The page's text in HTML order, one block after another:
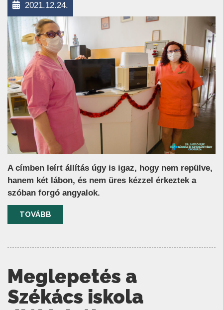
2021.12.24.
A címben leírt állítás úgy is igaz, hogy nem repülve,
hanem két lábon, és nem üres kézzel érkeztek a
szóban forgó angyalok.
TOVÁBB
Meglepetés a
Székács iskola